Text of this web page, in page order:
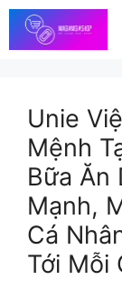
Skip
to
content
Unie
Mệnh
Bữa Ăn
Mạnh,
Cá
Tới Mỗi